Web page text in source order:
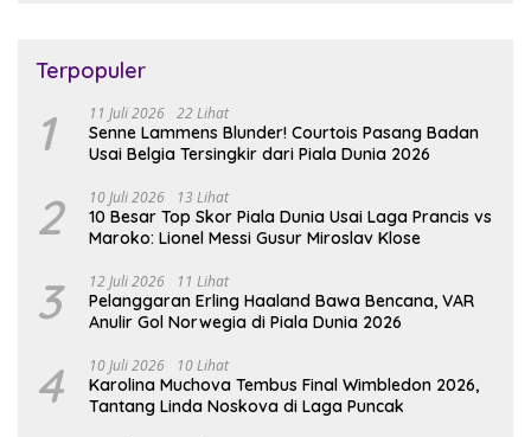
Terpopuler
1 11 Juli 2026 22 Lihat
Senne Lammens Blunder! Courtois Pasang Badan
Usai Belgia Tersingkir dari Piala Dunia 2026
2 10 Juli 2026 13 Lihat
10 Besar Top Skor Piala Dunia Usai Laga Prancis vs
Maroko: Lionel Messi Gusur Miroslav Klose
3 12 Juli 2026 11 Lihat
Pelanggaran Erling Haaland Bawa Bencana, VAR
Anulir Gol Norwegia di Piala Dunia 2026
4 10 Juli 2026 10 Lihat
Karolina Muchova Tembus Final Wimbledon 2026,
Tantang Linda Noskova di Laga Puncak